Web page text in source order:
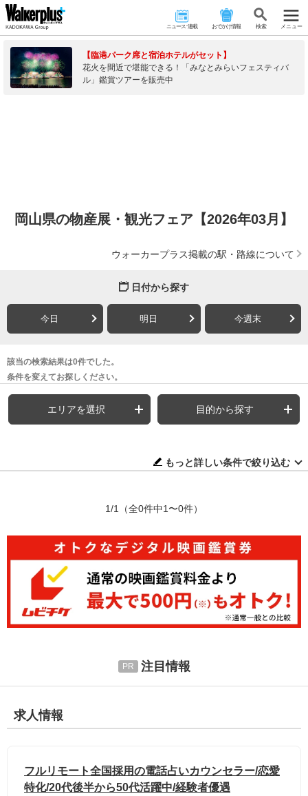
ニュース･連載 おでかけ情報 検 索 メニュー
【臨港パーク席と宿泊ホテルがセット】
花火を間近で堪能できる！「みなとみらいフェスティバ
ル」鑑賞ツアーを販売中
岡山県の物産展・観光フェア【2026年03月】
ウォーカープラス掲載の駅・路線について
日付から探す
今日 明日 今週末
該当の検索結果は0件でした。
条件を変えてお探しください。
エリアを選択 目的から探す
もっと詳しい条件で絞り込む
1/1 （全0件中1〜0件）
注目情報
求人情報
フルリモート全国採用の電話占いカウンセラー/恋愛
特化/20代後半から50代活躍中/経験者優遇